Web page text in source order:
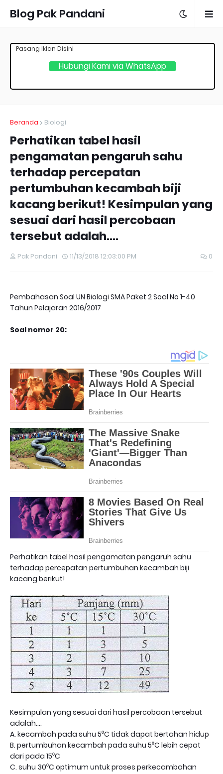
Blog Pak Pandani
Hubungi Kami via WhatsApp
Pasang Iklan Disini
Beranda Biologi
Perhatikan tabel hasil
pengamatan pengaruh sahu
terhadap percepatan
pertumbuhan kecambah biji
kacang berikut! Kesimpulan yang
sesuai dari hasil percobaan
tersebut adalah....
Pak Pandani 11/13/2018 12:03:00 PM 0
Pembahasan Soal UN Biologi SMA Paket 2 Soal No 1-40
Tahun Pelajaran 2016/2017
Soal nomor 20:
Perhatikan tabel hasil pengamatan pengaruh sahu
terhadap percepatan pertumbuhan kecambah biji
kacang berikut!
Kesimpulan yang sesuai dari hasil percobaan tersebut
adalah....
A. kecambah pada suhu 5⁰C tidak dapat bertahan hidup
B. pertumbuhan kecambah pada suhu 5⁰C lebih cepat
dari pada 15⁰C
C. suhu 30⁰C optimum untuk proses perkecambahan